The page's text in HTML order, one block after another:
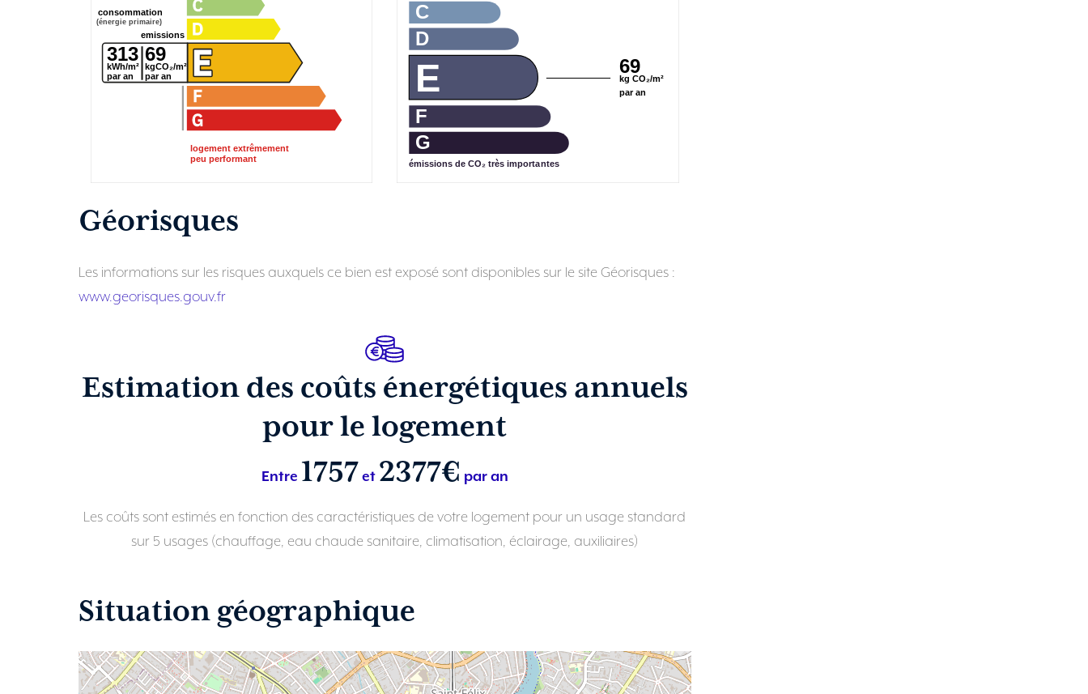
logement extrêmement
peu performant
313
kWh/m²
par an
consommation
(énergie primaire)
69
kgCO₂/m²
par an
emissions
69
kg CO₂/m²
par an
C
D
E
F
G
émissions de CO₂ très importantes
Géorisques
Les informations sur les risques auxquels ce bien est exposé sont disponibles sur le site Géorisques :
www.georisques.gouv.fr
Estimation des coûts énergétiques annuels
pour le logement
Entre 1757 et 2377€ par an
Les coûts sont estimés en fonction des caractéristiques de votre logement pour un usage standard
sur 5 usages (chauffage, eau chaude sanitaire, climatisation, éclairage, auxiliaires)
Situation géographique